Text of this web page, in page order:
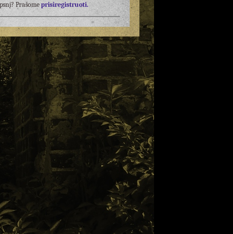
Prašomeprisiregistruoti.